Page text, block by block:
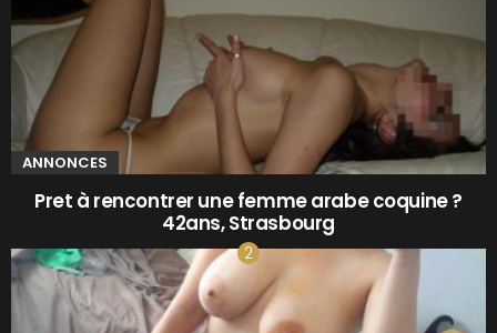
ANNONCES
Pret à rencontrer une femme arabe coquine ?
42ans, Strasbourg